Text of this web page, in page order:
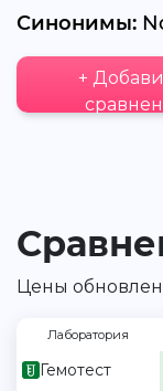
Синонимы:
+
Цены
Лаборатория
Гемотест